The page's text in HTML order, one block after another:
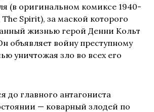
(в оригинальном комиксе 1940-
The Spirit), за маской которого
жизнью герой Денни Кольт
объявляет войну преступному
уничтожая зло во всех его
до главного антагониста
— коварный злодей по